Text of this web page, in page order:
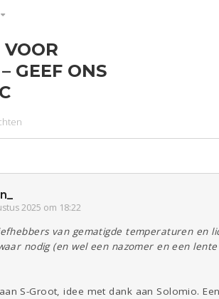
Studie
& Lijn
GEEF ONS
2025 om 18:22
van gematigde temperaturen en
nodig (en wel een nazomer en een
S-Groot, idee met dank aan Solomio.